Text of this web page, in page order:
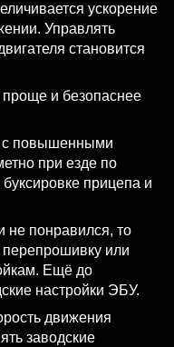
ускорение
Управлять
становится
и безопаснее
с повышенными
при езде по
прицепа и
не понравился, то
перепрошивку или
Ещё до
настройки ЭБУ.
движения
заводские